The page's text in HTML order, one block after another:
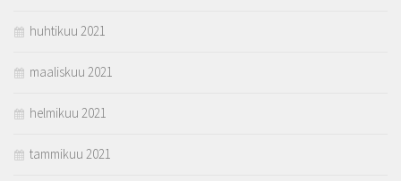
huhtikuu 2021
maaliskuu 2021
helmikuu 2021
tammikuu 2021